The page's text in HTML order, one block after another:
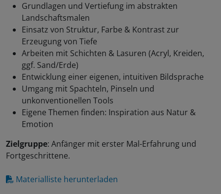
Grundlagen und Vertiefung im abstrakten
Landschaftsmalen
Einsatz von Struktur, Farbe & Kontrast zur
Erzeugung von Tiefe
Arbeiten mit Schichten & Lasuren (Acryl, Kreiden,
ggf. Sand/Erde)
Entwicklung einer eigenen, intuitiven Bildsprache
Umgang mit Spachteln, Pinseln und
unkonventionellen Tools
Eigene Themen finden: Inspiration aus Natur &
Emotion
Zielgruppe: Anfänger mit erster Mal-Erfahrung und
Fortgeschrittene.
Materialliste herunterladen